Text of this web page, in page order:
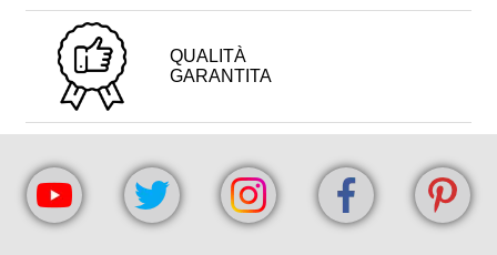
QUALITÀ
GARANTITA